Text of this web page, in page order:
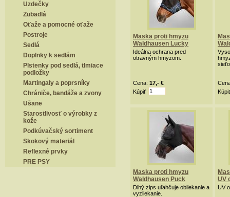
Uzdečky
Zubadlá
Oťaže a pomocné oťaže
Postroje
Sedlá
Doplnky k sedlám
Plstenky pod sedlá, tlmiace
podložky
Martingaly a poprsníky
Chrániče, bandáže a zvony
Ušane
Starostlivosť o výrobky z
kože
Podkúvačský sortiment
Skokový materiál
Reflexné prvky
PRE PSY
Maska proti hmyzu
Waldhausen Lucky
Ideálna ochrana pred
otravným hmyzom.
Cena: 17,- €
Kúpiť
Kúpiť
Maska proti hmyzu
Waldhausen Puck
Dlhý zips uľahčuje obliekanie a
vyzliekanie.
UV
UV